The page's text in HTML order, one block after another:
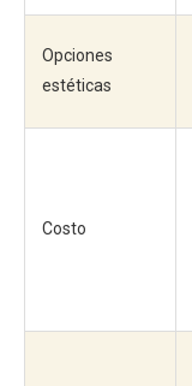
Opciones
estéticas
Costo